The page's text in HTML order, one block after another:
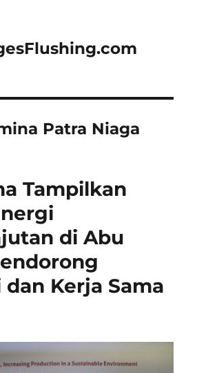
Patra Niaga
Tampilkan
di Abu
Kerja Sama